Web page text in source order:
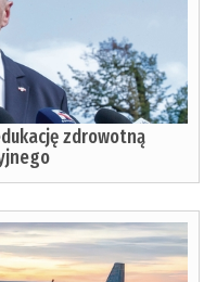
zdrowotną